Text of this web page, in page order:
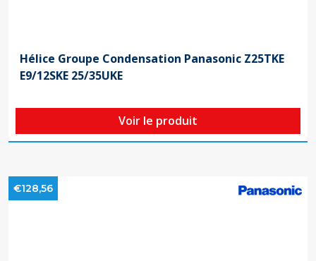
Hélice Groupe Condensation Panasonic Z25TKE
E9/12SKE 25/35UKE
Voir le produit
€128,56